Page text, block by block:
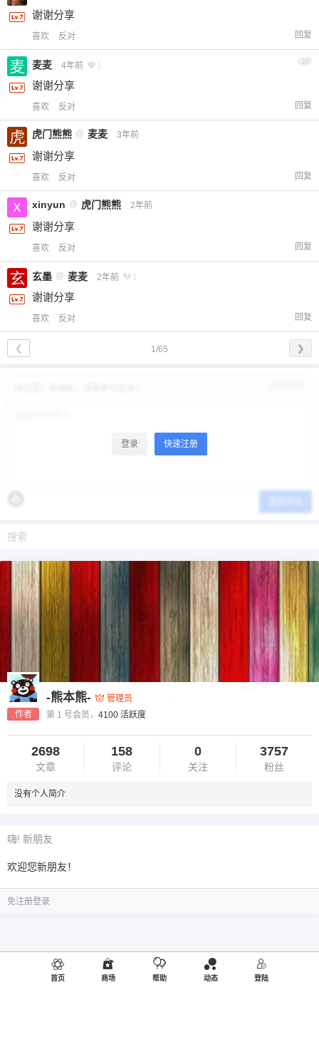
谢谢分享
喜欢 反对 回复
麦麦 4年前 1 10
谢谢分享
喜欢 反对 回复
虎门熊熊 @ 麦麦 3年前
谢谢分享
喜欢 反对 回复
xinyun @ 虎门熊熊 2年前
谢谢分享
喜欢 反对 回复
玄墨 @ 麦麦 2年前 1
谢谢分享
喜欢 反对 回复
1/65
❮ ❯
登录 快速注册
作者
-熊本熊-
管理员
第 1 号会员， 4100 活跃度
2698
文章
158
评论
0
关注
3757
粉丝
没有个人简介
嗨! 新朋友
欢迎您新朋友！
免注册登录
首页 商场 帮助 动态 登陆